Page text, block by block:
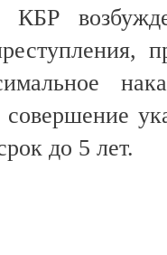
совершение
до 5 лет.